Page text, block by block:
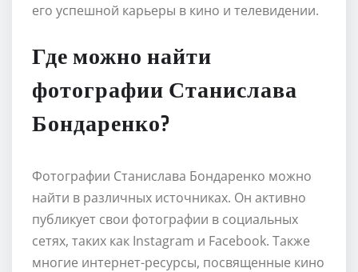
его успешной карьеры в кино и телевидении.
Где можно найти
фотографии Станислава
Бондаренко?
Фотографии Станислава Бондаренко можно
найти в различных источниках. Он активно
публикует свои фотографии в социальных
сетях, таких как Instagram и Facebook. Также
многие интернет-ресурсы, посвященные кино